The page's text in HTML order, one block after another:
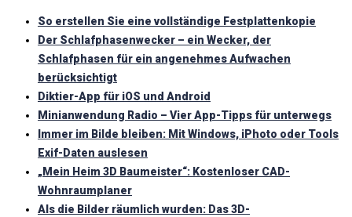
So erstellen Sie eine vollständige Festplattenkopie
Der Schlafphasenwecker – ein Wecker, der
Schlafphasen für ein angenehmes Aufwachen
berücksichtigt
Diktier-App für iOS und Android
Minianwendung Radio – Vier App-Tipps für unterwegs
Immer im Bilde bleiben: Mit Windows, iPhoto oder Tools
Exif-Daten auslesen
„Mein Heim 3D Baumeister“: Kostenloser CAD-
Wohnraumplaner
Als die Bilder räumlich wurden: Das 3D-